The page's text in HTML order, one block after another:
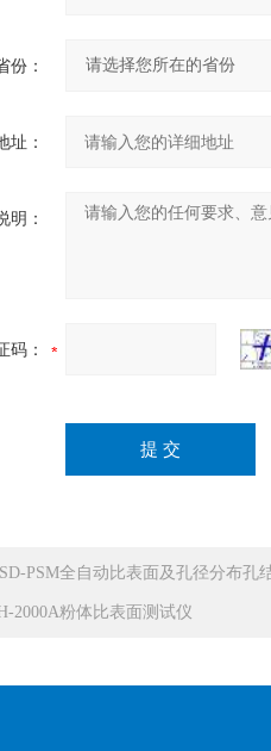
份：
址：
明：
码：
PSM全自动比表面及孔径分布孔
2000A粉体比表面测试仪